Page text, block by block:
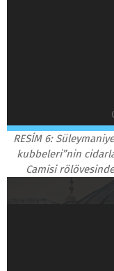
RESİM 6:
kubbeleri”nin
Camisi